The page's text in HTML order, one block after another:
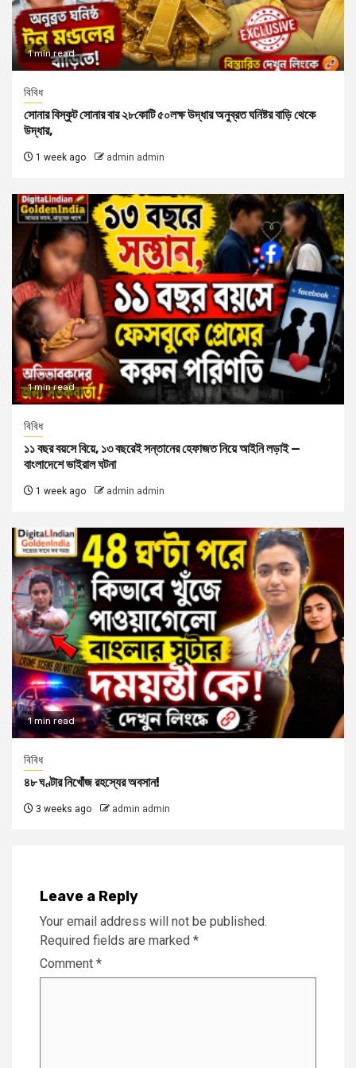
1 min read
বিবিধ
সোনার বিস্কুট সোনার বার ২৮কোটি ৫০লক্ষ উদ্ধার অনুব্রত ঘনিষ্টর বাড়ি থেকে
উদ্ধার,
1 week ago admin admin
1 min read
বিবিধ
১১ বছর বয়সে বিয়ে, ১৩ বছরেই সন্তানের হেফাজত নিয়ে আইনি লড়াই —
বাংলাদেশে ভাইরাল ঘটনা
1 week ago admin admin
1 min read
বিবিধ
৪৮ ঘণ্টার নিখোঁজ রহস্যের অবসান!
3 weeks ago admin admin
Leave a Reply
Your email address will not be published.
Required fields are marked *
Comment *